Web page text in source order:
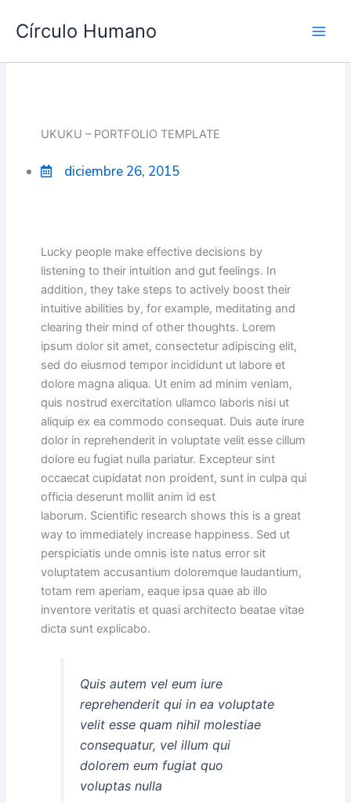
Círculo Humano
UKUKU – PORTFOLIO TEMPLATE
diciembre 26, 2015
Lucky people make effective decisions by
listening to their intuition and gut feelings. In
addition, they take steps to actively boost their
intuitive abilities by, for example, meditating and
clearing their mind of other thoughts. Lorem
ipsum dolor sit amet, consectetur adipiscing elit,
sed do eiusmod tempor incididunt ut labore et
dolore magna aliqua. Ut enim ad minim veniam,
quis nostrud exercitation ullamco laboris nisi ut
aliquip ex ea commodo consequat. Duis aute irure
dolor in reprehenderit in voluptate velit esse cillum
dolore eu fugiat nulla pariatur. Excepteur sint
occaecat cupidatat non proident, sunt in culpa qui
officia deserunt mollit anim id est
laborum. Scientific research shows this is a great
way to immediately increase happiness. Sed ut
perspiciatis unde omnis iste natus error sit
voluptatem accusantium doloremque laudantium,
totam rem aperiam, eaque ipsa quae ab illo
inventore veritatis et quasi architecto beatae vitae
dicta sunt explicabo.
Quis autem vel eum iure
reprehenderit qui in ea voluptate
velit esse quam nihil molestiae
consequatur, vel illum qui
dolorem eum fugiat quo
voluptas nulla